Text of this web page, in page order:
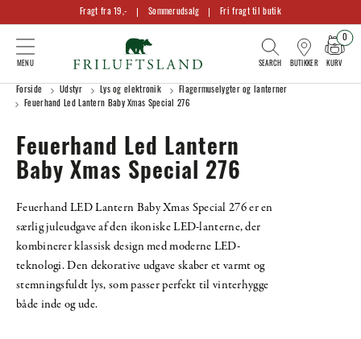
Fragt fra 19,- Sommerudsalg Fri fragt til butik
BUTIKKER KURV
0
Forside Udstyr Lys og elektronik
Flagermuselygter og lanterner
Feuerhand Led Lantern Baby Xmas Special 276
Feuerhand Led Lantern
Baby Xmas Special 276
Feuerhand LED Lantern Baby Xmas Special 276 er en
særlig juleudgave af den ikoniske LED-lanterne, der
kombinerer klassisk design med moderne LED-
teknologi. Den dekorative udgave skaber et varmt og
stemningsfuldt lys, som passer perfekt til vinterhygge
både inde og ude.